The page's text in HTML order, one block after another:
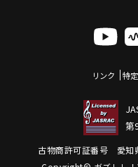
リンク 特
第
古物商許可証番号 愛